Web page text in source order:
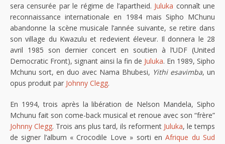
sera censurée par le régime de l’apartheid. Juluka connaît une
reconnaissance internationale en 1984 mais Sipho MChunu
abandonne la scène musicale l’année suivante, se retire dans
son village du Kwazulu et redevient éleveur. Il donnera le 28
avril 1985 son dernier concert en soutien à l’UDF (United
Democratic Front), signant ainsi la fin de Juluka. En 1989, Sipho
Mchunu sort, en duo avec Nama Bhubesi, Yithi esavimba, un
opus produit par Johnny Clegg.
En 1994, trois après la libération de Nelson Mandela, Sipho
Mchunu fait son come-back musical et renoue avec son “frère”
Johnny Clegg. Trois ans plus tard, ils reforment Juluka, le temps
de signer l’album « Crocodile Love » sorti enAfrique du Sud